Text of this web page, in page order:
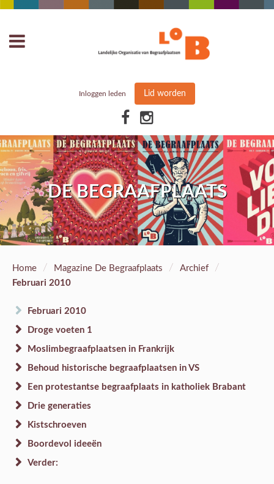
Inloggen leden Lid worden
DE BEGRAAFPLAATS
Home / Magazine De Begraafplaats / Archief /
Februari 2010
Februari 2010
Droge voeten 1
Moslimbegraafplaatsen in Frankrijk
Behoud historische begraafplaatsen in VS
Een protestantse begraafplaats in katholiek Brabant
Drie generaties
Kistschroeven
Boordevol ideeën
Verder: